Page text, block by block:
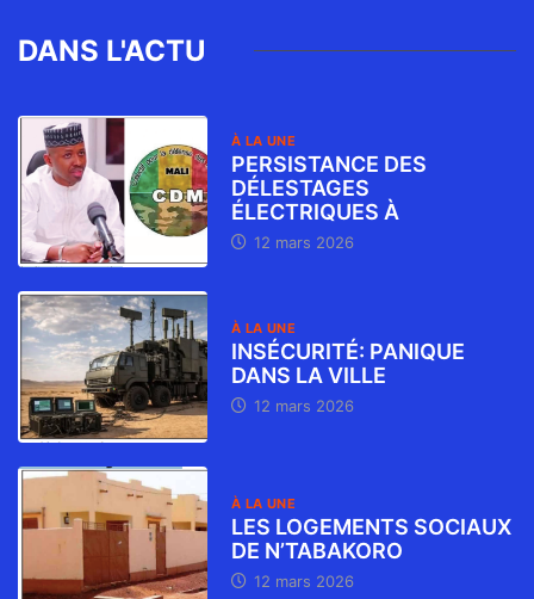
DANS L'ACTU
À LA UNE
PERSISTANCE DES
DÉLESTAGES
ÉLECTRIQUES À
12 mars 2026
À LA UNE
INSÉCURITÉ: PANIQUE
DANS LA VILLE
12 mars 2026
À LA UNE
LES LOGEMENTS SOCIAUX
DE N’TABAKORO
12 mars 2026